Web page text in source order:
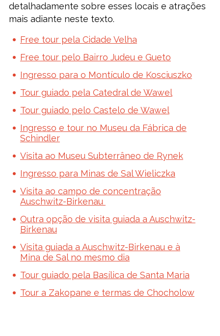
detalhadamente sobre esses locais e atrações
mais adiante neste texto.
Free tour pela Cidade Velha
Free tour pelo Bairro Judeu e Gueto
Ingresso para o Montículo de Kosciuszko
Tour guiado pela Catedral de Wawel
Tour guiado pelo Castelo de Wawel
Ingresso e tour no Museu da Fábrica de
Schindler
Visita ao Museu Subterrâneo de Rynek
Ingresso para Minas de Sal Wieliczka
Visita ao campo de concentração
Auschwitz-Birkenau
Outra opção de visita guiada a Auschwitz-
Birkenau
Visita guiada a Auschwitz-Birkenau e à
Mina de Sal no mesmo dia
Tour guiado pela Basílica de Santa Maria
Tour a Zakopane e termas de Chocholow